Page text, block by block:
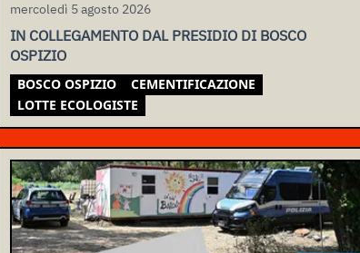
mercoledì 5 agosto 2026
IN COLLEGAMENTO DAL PRESIDIO DI BOSCO
OSPIZIO
BOSCO OSPIZIO
CEMENTIFICAZIONE
LOTTE ECOLOGISTE